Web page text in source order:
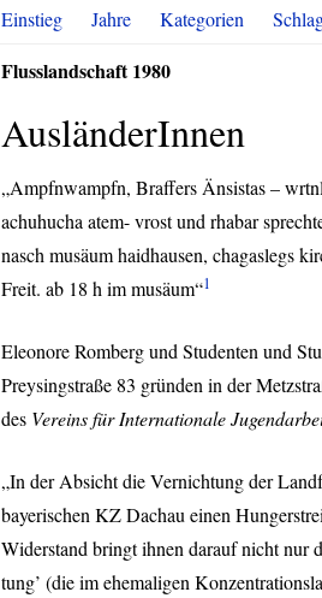
Einstieg Jahre Kategorien
Flusslandschaft 1980
AusländerInnen
„Ampfnwampfn, Braffers Änsistas –
achuhucha atem- vrost und rhabar
nasch musäum haidhausen, chagaslegs
Freit. ab 18 h im musäum“1
Eleonore Romberg und Studenten und
Preysingstraße 83 gründen in der
des Vereins für Internationale
„In der Absicht die Vernichtung der
bayerischen KZ Dachau einen
Widerstand bringt ihnen darauf nicht nur
tung’ (die im ehemaligen